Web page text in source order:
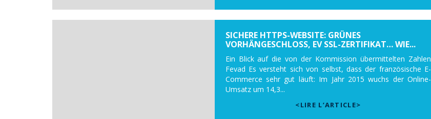
SICHERE HTTPS-WEBSITE: GRÜNES
VORHÄNGESCHLOSS, EV SSL-ZERTIFIKAT… WIE...
Ein Blick auf die von der Kommission übermittelten Zahlen
Fevad Es versteht sich von selbst, dass der französische E-
Commerce sehr gut läuft: Im Jahr 2015 wuchs der Online-
Umsatz um 14,3...
<LIRE L’ARTICLE>